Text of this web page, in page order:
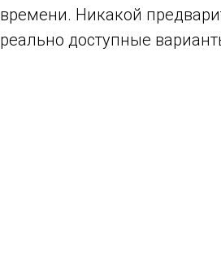
времени. Никакой
реально доступные